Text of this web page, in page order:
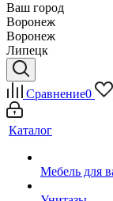
Ваш город
Воронеж
Воронеж
Липецк
Сравнение0
Каталог
Мебель для